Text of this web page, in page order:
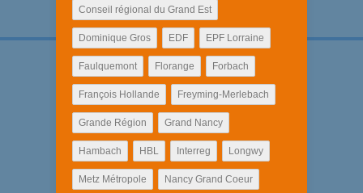
Conseil régional du Grand Est
Dominique Gros EDF EPF Lorraine
Faulquemont Florange Forbach
François Hollande Freyming-Merlebach
Grande Région Grand Nancy
Hambach HBL Interreg Longwy
Metz Métropole Nancy Grand Coeur